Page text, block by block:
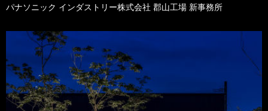
パナソニック インダストリー株式会社 郡山工場 新事務所